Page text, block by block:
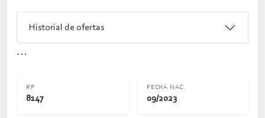
Historial de ofertas
...
RP
8147
FECHA NAC.
09/2023